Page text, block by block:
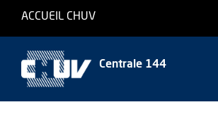
ACCUEIL CHUV
Centrale 144